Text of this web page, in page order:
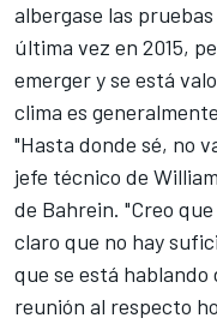
albergase las
última vez en 2015,
emerger y se está
clima es
"Hasta donde sé, no
jefe técnico de
de Bahrein. "Creo
claro que no hay
que se está
reunión al respecto